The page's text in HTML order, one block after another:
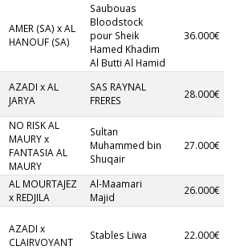
AMER (SA) x AL
HANOUF (SA)
Saubouas
Bloodstock
pour Sheik
Hamed Khadim
Al Butti Al Hamid
36.000€
AZADI x AL
JARYA
SAS RAYNAL
FRERES
28.000€
NO RISK AL
MAURY x
FANTASIA AL
MAURY
Sultan
Muhammed bin
Shuqair
27.000€
AL MOURTAJEZ
x REDJILA
Al-Maamari
Majid
26.000€
AZADI x
CLAIRVOYANT
Stables Liwa 22.000€